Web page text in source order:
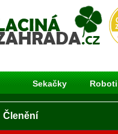
Sekačky Roboti
Členění